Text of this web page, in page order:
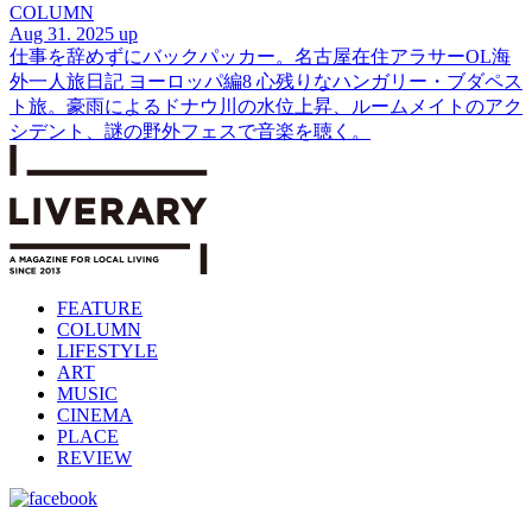
COLUMN
Aug 31. 2025 up
仕事を辞めずにバックパッカー。名古屋在住アラサーOL海
外一人旅日記 ヨーロッパ編8 心残りなハンガリー・ブダペス
ト旅。豪雨によるドナウ川の水位上昇、ルームメイトのアク
シデント、謎の野外フェスで音楽を聴く。
FEATURE
COLUMN
LIFESTYLE
ART
MUSIC
CINEMA
PLACE
REVIEW